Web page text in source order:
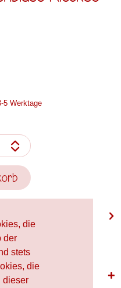
die
der
stets
die
dieser
5 Werktage
45mm x 45mm